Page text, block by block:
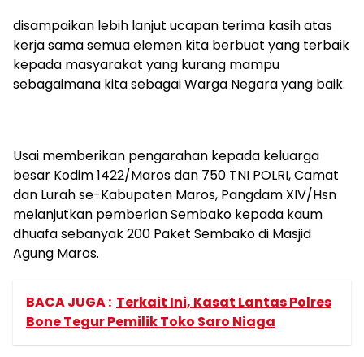
disampaikan lebih lanjut ucapan terima kasih atas
kerja sama semua elemen kita berbuat yang terbaik
kepada masyarakat yang kurang mampu
sebagaimana kita sebagai Warga Negara yang baik.
Usai memberikan pengarahan kepada keluarga
besar Kodim 1422/Maros dan 750 TNI POLRI, Camat
dan Lurah se-Kabupaten Maros, Pangdam XIV/Hsn
melanjutkan pemberian Sembako kepada kaum
dhuafa sebanyak 200 Paket Sembako di Masjid
Agung Maros.
BACA JUGA : Terkait Ini, Kasat Lantas Polres
Bone Tegur Pemilik Toko Saro Niaga